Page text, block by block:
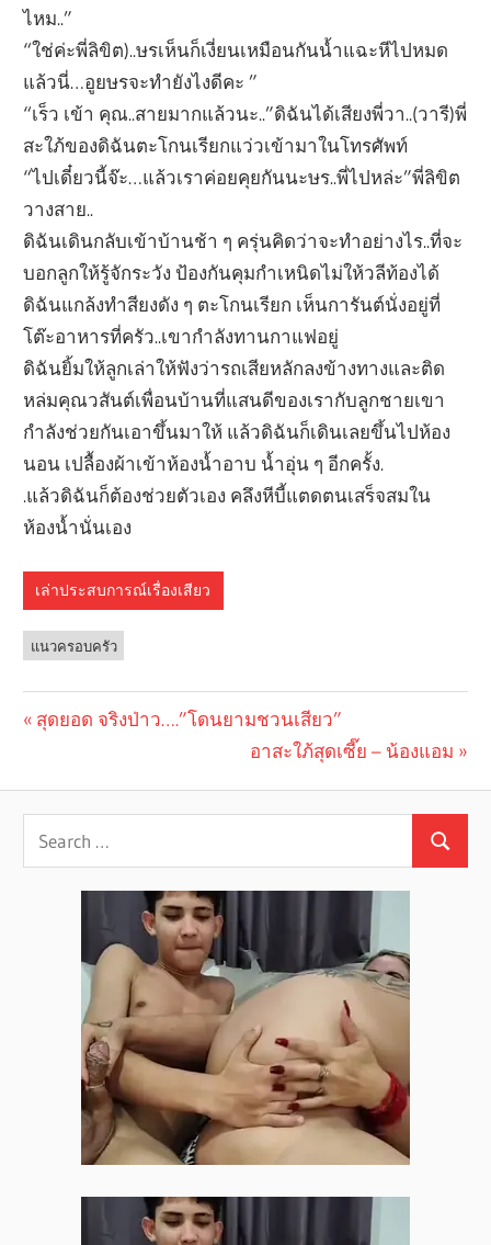
ไหม..”
“ใช่ค่ะพี่ลิขิต)..ษรเห็นก็เงี่ยนเหมือนกันน้ำแฉะหีไปหมด
แล้วนี่…อูยษรจะทำยังไงดีคะ ”
“เร็ว เข้า คุณ..สายมากแล้วนะ..”ดิฉันได้เสียงพี่วา..(วารี)พี่
สะใภ้ของดิฉันตะโกนเรียกแว่วเข้ามาในโทรศัพท์
“ไปเดี๋ยวนี้จ๊ะ…แล้วเราค่อยคุยกันนะษร..พี่ไปหล่ะ”พี่ลิขิต
วางสาย..
ดิฉันเดินกลับเข้าบ้านช้า ๆ ครุ่นคิดว่าจะทำอย่างไร..ที่จะ
บอกลูกให้รู้จักระวัง ป้องกันคุมกำเหนิดไม่ให้วลีท้องได้
ดิฉันแกล้งทำสียงดัง ๆ ตะโกนเรียก เห็นการันต์นั่งอยู่ที่
โต๊ะอาหารที่ครัว..เขากำลังทานกาแฟอยู่
ดิฉันยิ้มให้ลูกเล่าให้ฟังว่ารถเสียหลักลงข้างทางและติด
หล่มคุณวสันต์เพื่อนบ้านที่แสนดีของเรากับลูกชายเขา
กำลังช่วยกันเอาขึ้นมาให้ แล้วดิฉันก็เดินเลยขึ้นไปห้อง
นอน เปลื้องผ้าเข้าห้องน้ำอาบ น้ำอุ่น ๆ อีกครั้ง.
.แล้วดิฉันก็ต้องช่วยตัวเอง คลึงหีบี้แตดตนเสร็จสมใน
ห้องน้ำนั่นเอง
เล่าประสบการณ์เรื่องเสียว
แนวครอบครัว
navigation
Previous
สุดยอด จริงป่าว….”โดนยามชวนเสียว”
Next
อาสะใภ้สุดเซี๊ย – น้องแอม